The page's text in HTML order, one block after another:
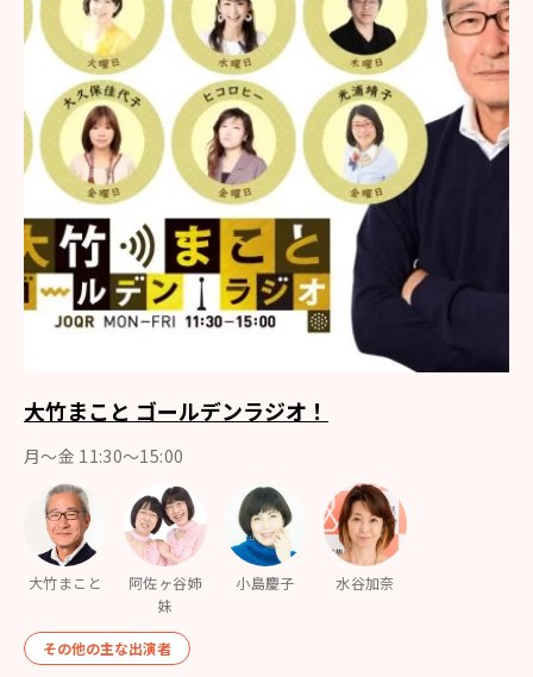
大竹まこと ゴールデンラジオ！
月〜金 11:30～15:00
大竹まこと
阿佐ヶ谷姉
妹
小島慶子 水谷加奈
その他の主な出演者